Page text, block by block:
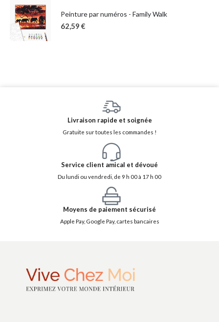
Peinture par numéros - Family Walk
62,59 €
Livraison rapide et soignée
Gratuite sur toutes les commandes !
Service client amical et dévoué
Du lundi ou vendredi, de 9 h 00 à 17 h 00
Moyens de paiement sécurisé
Apple Pay, Google Pay, cartes bancaires